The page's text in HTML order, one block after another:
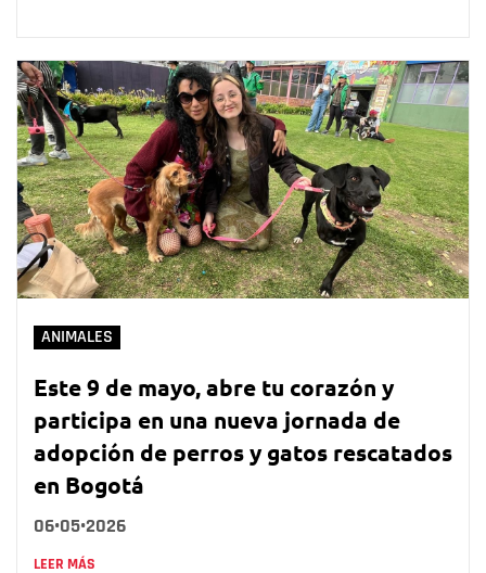
ANIMALES
Este 9 de mayo, abre tu corazón y
participa en una nueva jornada de
adopción de perros y gatos rescatados
en Bogotá
06•05•2026
LEER MÁS